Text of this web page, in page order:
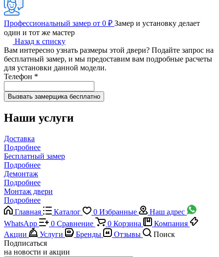
Профессиональный замер от 0 ₽ Замер и установку делает
один и тот же мастер
Назад к списку
Вам интересно узнать размеры этой двери? Подайте запрос на
бесплатный замер, и мы предоставим вам подробные расчеты
для установки данной модели.
Телефон *
Наши услуги
Доставка
Подробнее
Бесплатный замер
Подробнее
Демонтаж
Подробнее
Монтаж двери
Подробнее
Главная
Каталог 0 Избранные
Наш адрес
WhatsApp
0 Сравнение 0 Корзина
Компания
Акции
Услуги Бренды Отзывы
Поиск
Подписаться
на новости и акции